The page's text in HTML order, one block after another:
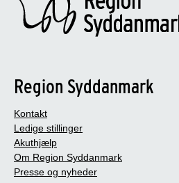
Region Syddanmark
Kontakt
Ledige stillinger
Akuthjælp
Om Region Syddanmark
Presse og nyheder